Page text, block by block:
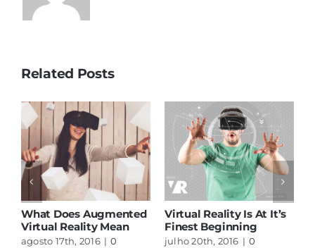
Related Posts
What Does Augmented
Virtual Reality Mean
agosto 17th, 2016 | 0
Virtual Reality Is At It’s
Finest Beginning
julho 20th, 2016 | 0